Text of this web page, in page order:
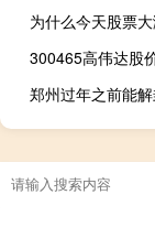
为什么今天股票
300465高伟达股
郑州过年之前能